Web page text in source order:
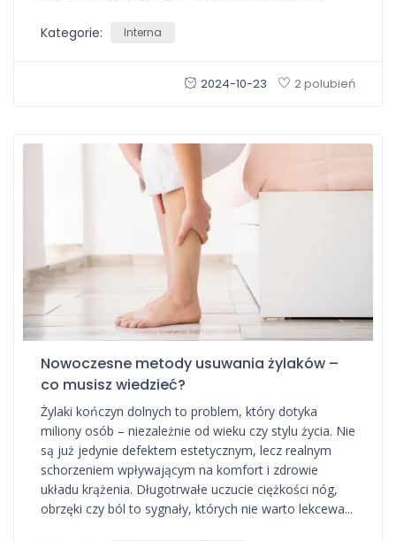
Kategorie: Interna
2024-10-23 2 polubień
Nowoczesne metody usuwania żylaków –
co musisz wiedzieć?
Żylaki kończyn dolnych to problem, który dotyka
miliony osób – niezależnie od wieku czy stylu życia. Nie
są już jedynie defektem estetycznym, lecz realnym
schorzeniem wpływającym na komfort i zdrowie
układu krążenia. Długotrwałe uczucie ciężkości nóg,
obrzęki czy ból to sygnały, których nie warto lekcewa...